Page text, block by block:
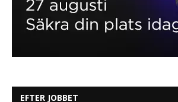
EFTER JOBBET